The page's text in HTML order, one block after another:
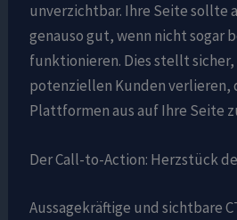
unverzichtbar. Ihre Seite sollte
genauso gut, wenn nicht sogar
funktionieren. Dies stellt sicher,
potenziellen Kunden verlieren,
Plattformen aus auf Ihre Seite
Der Call-to-Action: Herzstück
Aussagekräftige und sichtbare